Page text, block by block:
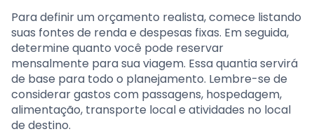
Para definir um orçamento realista, comece listando
suas fontes de renda e despesas fixas. Em seguida,
determine quanto você pode reservar
mensalmente para sua viagem. Essa quantia servirá
de base para todo o planejamento. Lembre-se de
considerar gastos com passagens, hospedagem,
alimentação, transporte local e atividades no local
de destino.